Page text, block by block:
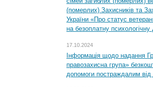
(померлих) Захисників та
України «Про статус
на безоплатну психологічну
17.10.2024
Інформація щодо надання
правозахисна група»
допомоги постраждалим від